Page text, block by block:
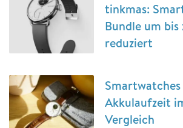
tinkmas:
Bundle um bis
reduziert
Akkulaufzeit
Vergleich